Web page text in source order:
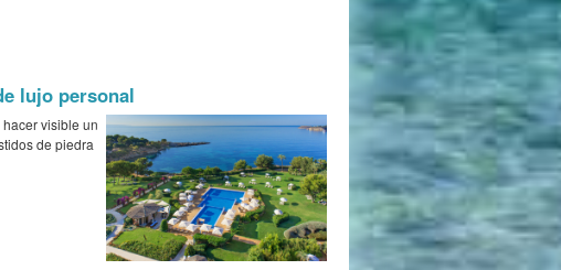
lujo personal
visible un
de piedra